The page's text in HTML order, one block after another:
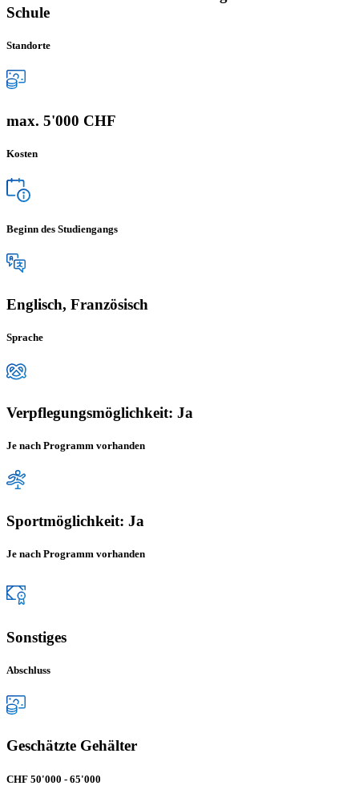
Schule
Standorte
max. 5'000 CHF
Kosten
Beginn des Studiengangs
Englisch, Französisch
Sprache
Verpflegungsmöglichkeit: Ja
Je nach Programm vorhanden
Sportmöglichkeit: Ja
Je nach Programm vorhanden
Sonstiges
Abschluss
Geschätzte Gehälter
CHF 50'000 - 65'000